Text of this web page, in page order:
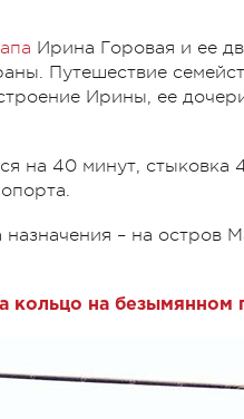
Ирина Горовая и ее
Путешествие
Ирины, ее
на 40 минут, стыковка
– на остров
кольцо на безымянном